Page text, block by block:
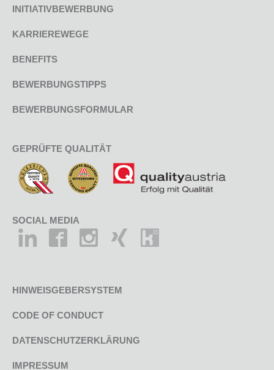
INITIATIVBEWERBUNG
KARRIEREWEGE
BENEFITS
BEWERBUNGSTIPPS
BEWERBUNGSFORMULAR
GEPRÜFTE QUALITÄT
SOCIAL MEDIA
HINWEISGEBERSYSTEM
CODE OF CONDUCT
DATENSCHUTZERKLÄRUNG
IMPRESSUM